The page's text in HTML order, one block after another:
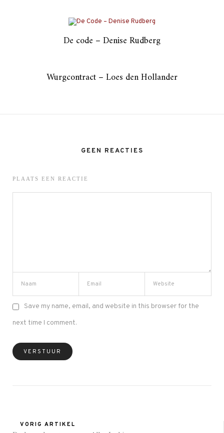
De code – Denise Rudberg
Wurgcontract – Loes den Hollander
GEEN REACTIES
PLAATS EEN REACTIE
Save my name, email, and website in this browser for the
next time I comment.
VORIG ARTIKEL